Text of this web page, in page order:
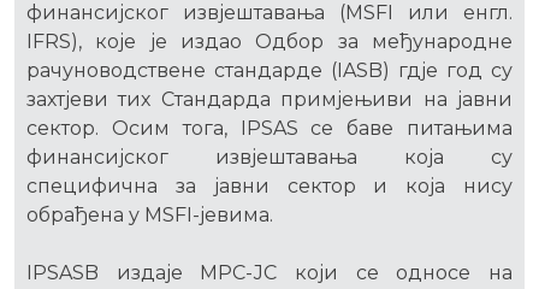
финансијског извјештавања (MSFI или енгл.
IFRS), које је издао Одбор за међународне
рачуноводствене стандарде (IASB) гдје год су
захтјеви тих Стандарда примјењиви на јавни
сектор. Осим тога, IPSAS се баве питањима
финансијског извјештавања која су
специфична за јавни сектор и која нису
обрађена у MSFI-јевима.
IPSASB издаје МРС-ЈС који се односе на